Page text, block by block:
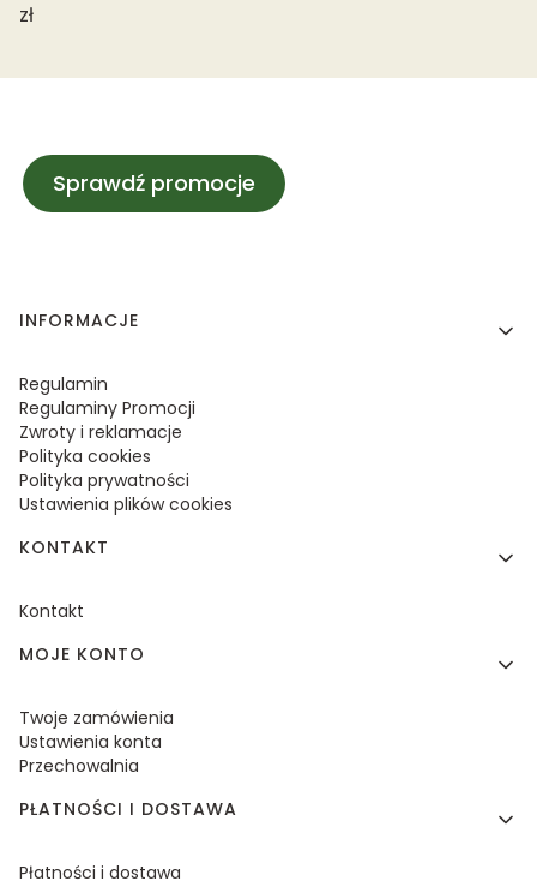
zł
Sprawdź promocje
Linki w stopce
INFORMACJE
Regulamin
Regulaminy Promocji
Zwroty i reklamacje
Polityka cookies
Polityka prywatności
Ustawienia plików cookies
KONTAKT
Kontakt
MOJE KONTO
Twoje zamówienia
Ustawienia konta
Przechowalnia
PŁATNOŚCI I DOSTAWA
Płatności i dostawa